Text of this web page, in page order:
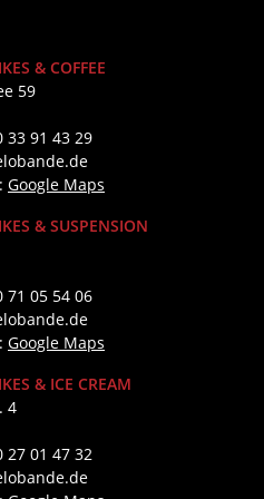
& COFFEE
59
33 91 43 29
Google Maps
& SUSPENSION
71 05 54 06
Google Maps
& ICE CREAM
4
27 01 47 32